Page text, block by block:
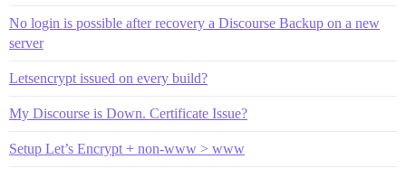
No login is possible after recovery a Discourse Backup on a new
server
Letsencrypt issued on every build?
My Discourse is Down. Certificate Issue?
Setup Let’s Encrypt + non-www > www